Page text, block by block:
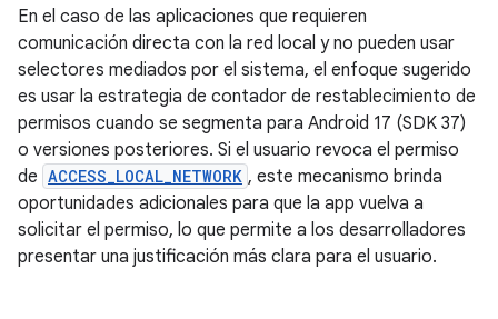
En el caso de las aplicaciones que requieren
comunicación directa con la red local y no pueden usar
selectores mediados por el sistema, el enfoque sugerido
es usar la estrategia de contador de restablecimiento de
permisos cuando se segmenta para Android 17 (SDK 37)
o versiones posteriores. Si el usuario revoca el permiso
de ACCESS_LOCAL_NETWORK , este mecanismo brinda
oportunidades adicionales para que la app vuelva a
solicitar el permiso, lo que permite a los desarrolladores
presentar una justificación más clara para el usuario.